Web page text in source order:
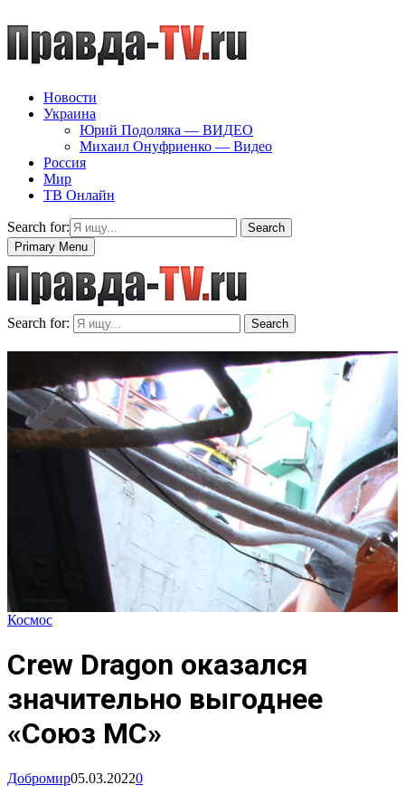
Новости
Украина
Юрий Подоляка — ВИДЕО
Михаил Онуфриенко — Видео
Россия
Мир
ТВ Онлайн
Search for:
Search
Primary Menu
Search for: Search
Космос
Crew Dragon оказался
значительно выгоднее
«Союз МС»
Добромир05.03.20220